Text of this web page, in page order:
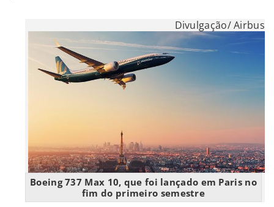
Divulgação/ Airbus
Boeing 737 Max 10, que foi lançado em Paris no
fim do primeiro semestre